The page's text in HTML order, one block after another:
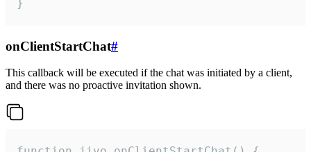
}
onClientStartChat#
This callback will be executed if the chat was initiated by a client,
and there was no proactive invitation shown.